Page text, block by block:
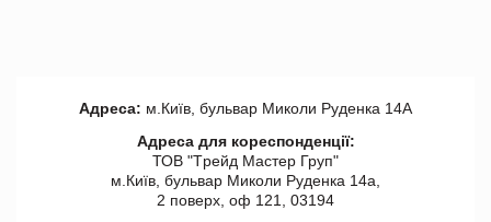
Адреса: м.Київ, бульвар Миколи Руденка 14А
Адреса для кореспонденції:
ТОВ "Tрейд Мастер Груп"
м.Київ, бульвар Миколи Руденка 14а,
2 поверх, оф 121, 03194